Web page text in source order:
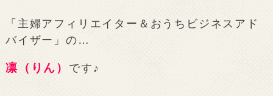
「主婦アフィリエイター＆おうちビジネスアド
バイザー」の…
凛（りん） です♪